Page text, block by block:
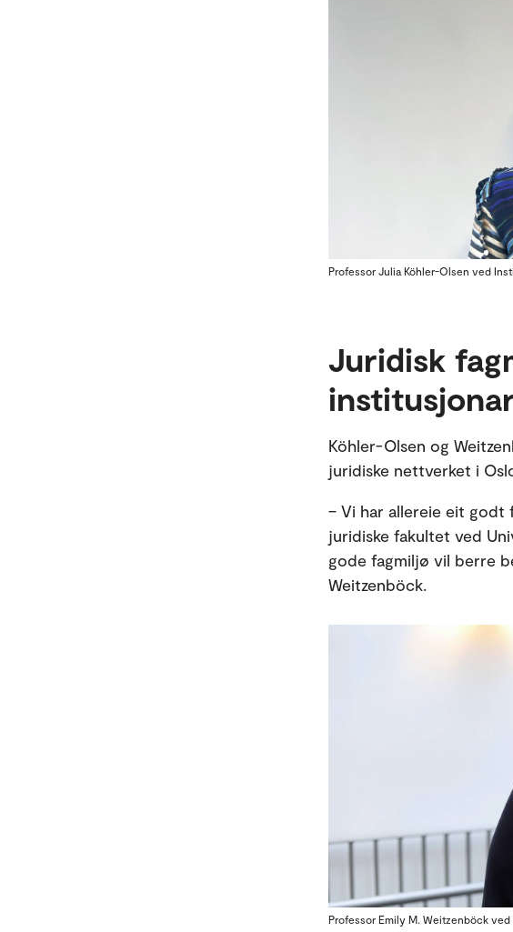
Professor Julia Köhler-Olsen ved
Juridisk
Köhler-Olsen og
juridiske nettverket i
– Vi har allereie eit godt
juridiske fakultet ved
gode fagmiljø vil berre
Weitzenböck.
Professor Emily M. Weitzenböck